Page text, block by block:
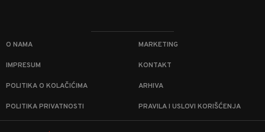
O NAMA MARKETING
IMPRESUM KONTAKT
POLITIKA O KOLAČIĆIMA ARHIVA
POLITIKA PRIVATNOSTI PRAVILA I USLOVI KORIŠĆENJA